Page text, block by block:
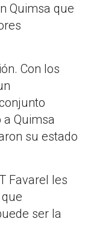
Quimsa que
Con los
Quimsa
su estado
Favarel les
ser la